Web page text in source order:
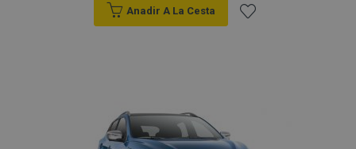
Anadir A La Cesta